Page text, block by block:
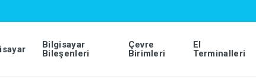
Bilgisayar
Bileşenleri
Çevre
Birimleri
El
Terminalleri